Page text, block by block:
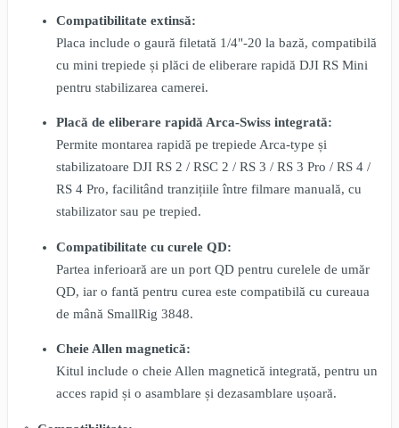
Compatibilitate extinsă:
Placa include o gaură filetată 1/4"-20 la bază, compatibilă
cu mini trepiede și plăci de eliberare rapidă DJI RS Mini
pentru stabilizarea camerei.
Placă de eliberare rapidă Arca-Swiss integrată:
Permite montarea rapidă pe trepiede Arca-type și
stabilizatoare DJI RS 2 / RSC 2 / RS 3 / RS 3 Pro / RS 4 /
RS 4 Pro, facilitând tranzițiile între filmare manuală, cu
stabilizator sau pe trepied.
Compatibilitate cu curele QD:
Partea inferioară are un port QD pentru curelele de umăr
QD, iar o fantă pentru curea este compatibilă cu cureaua
de mână SmallRig 3848.
Cheie Allen magnetică:
Kitul include o cheie Allen magnetică integrată, pentru un
acces rapid și o asamblare și dezasamblare ușoară.